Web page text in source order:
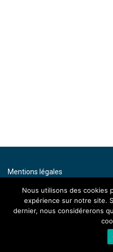
Mentions légales
Contact
By artenium
Nous utilisons des cookies
expérience sur notre site.
dernier, nous considérerons